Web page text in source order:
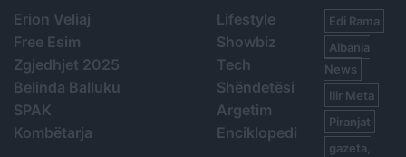
Erion Veliaj
Free Esim
Zgjedhjet 2025
Belinda Balluku
SPAK
Kombëtarja
Lifestyle
Showbiz
Tech
Shëndetësi
Argetim
Enciklopedi
Edi Rama
Albania
News
Ilir Meta
Piranjat
gazeta,